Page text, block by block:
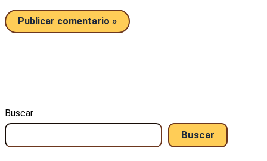
Buscar
Buscar